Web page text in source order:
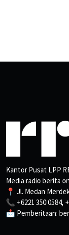
Kantor Pusat LPP
Media radio berita
📍 Jl. Medan
📞 +6221 350 0584,
📩 Pemberitaan: